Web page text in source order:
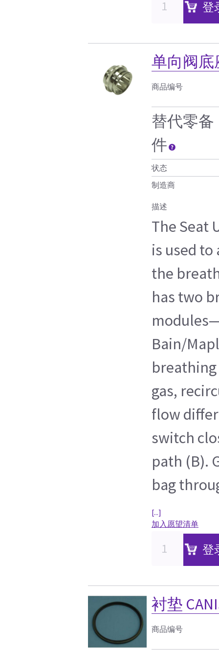
登
单向阀底
商品编号
替代零备
件
状态
制造商
描述
The Seat
is used
the
has two
Bain/
gas,
flow
switch
path (B).
bag
[...]
加入愿望清单
登
衬垫
商品编号